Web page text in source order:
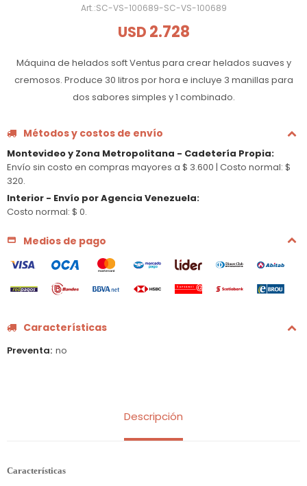
SC-VS-100689-SC-VS-100689
USD 2.728
Máquina de helados soft Ventus para crear helados suaves y
cremosos. Produce 30 litros por hora e incluye 3 manillas para
dos sabores simples y 1 combinado.
Métodos y costos de envío
Montevideo y Zona Metropolitana - Cadetería Propia:
Envío sin costo en compras mayores a $ 3.600 | Costo normal: $
320.
Interior - Envío por Agencia Venezuela:
Costo normal: $ 0.
Medios de pago
Características
Preventa no
Descripción
Características